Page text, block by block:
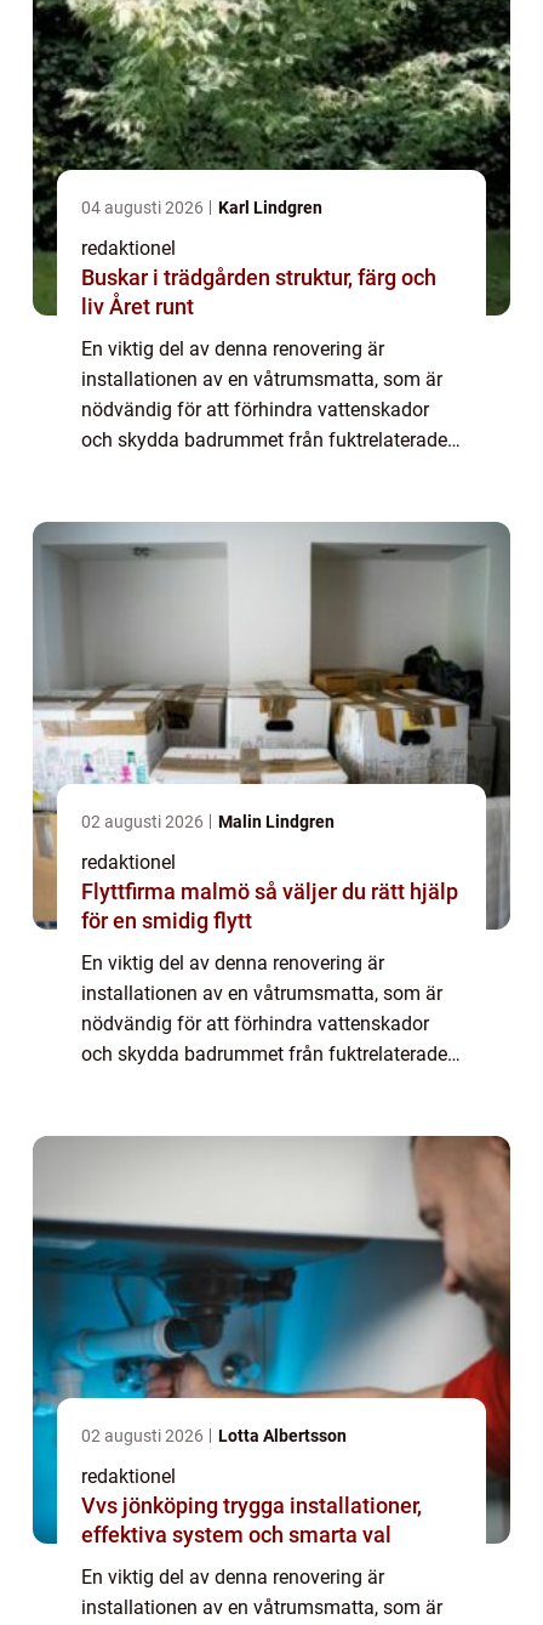
04 augusti 2026 Karl Lindgren
redaktionel
Buskar i trädgården struktur, färg och
liv Året runt
En viktig del av denna renovering är
installationen av en våtrumsmatta, som är
nödvändig för att förhindra vattenskador
och skydda badrummet från fuktrelaterade
02 augusti 2026 Malin Lindgren
redaktionel
Flyttfirma malmö så väljer du rätt hjälp
för en smidig flytt
En viktig del av denna renovering är
installationen av en våtrumsmatta, som är
nödvändig för att förhindra vattenskador
och skydda badrummet från fuktrelaterade
02 augusti 2026 Lotta Albertsson
redaktionel
Vvs jönköping trygga installationer,
effektiva system och smarta val
En viktig del av denna renovering är
installationen av en våtrumsmatta, som är